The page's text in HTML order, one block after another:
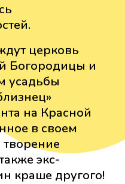
церковь
Богородицы и
усадьбы
на Красной
в своем
экс-
краше другого!